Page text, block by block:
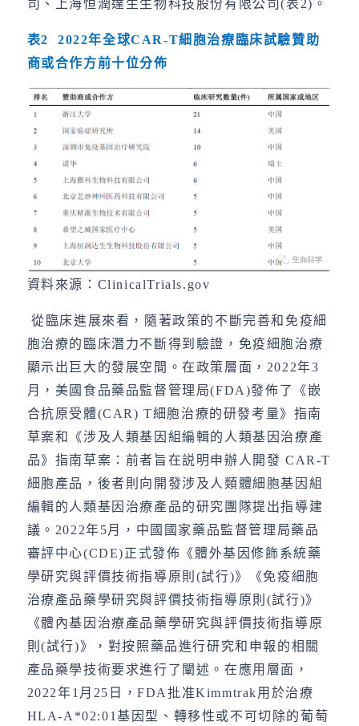
司、上海恒潤達生生物科技股份有限公司(表2)。
表2 2022年全球CAR-T細胞治療臨床試驗贊助
商或合作方前十位分佈
資料來源：ClinicalTrials.gov
從臨床進展來看，隨著政策的不斷完善和免疫細
胞治療的臨床潛力不斷得到驗證，免疫細胞治療
顯示出巨大的發展空間。在政策層面，2022年3
月，美國食品藥品監督管理局(FDA)發佈了《嵌
合抗原受體(CAR) T細胞治療的研發考量》指南
草案和《涉及人類基因組編輯的人類基因治療產
品》指南草案：前者旨在説明申辦人開發 CAR-T
細胞產品，後者則向開發涉及人類體細胞基因組
編輯的人類基因治療產品的研究團隊提出指導建
議。2022年5月，中國國家藥品監督管理局藥品
審評中心(CDE)正式發佈《體外基因修飾系統藥
學研究與評價技術指導原則(試行)》《免疫細胞
治療產品藥學研究與評價技術指導原則(試行)》
《體內基因治療產品藥學研究與評價技術指導原
則(試行)》，對按照藥品進行研究和申報的相關
產品藥學技術要求進行了闡述。在應用層面，
2022年1月25日，FDA批准Kimmtrak用於治療
HLA-A*02:01基因型、轉移性或不可切除的葡萄